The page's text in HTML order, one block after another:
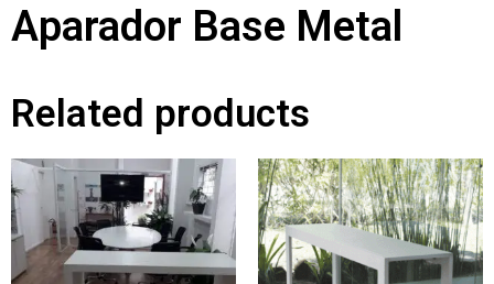
Aparador Base Metal
Related products